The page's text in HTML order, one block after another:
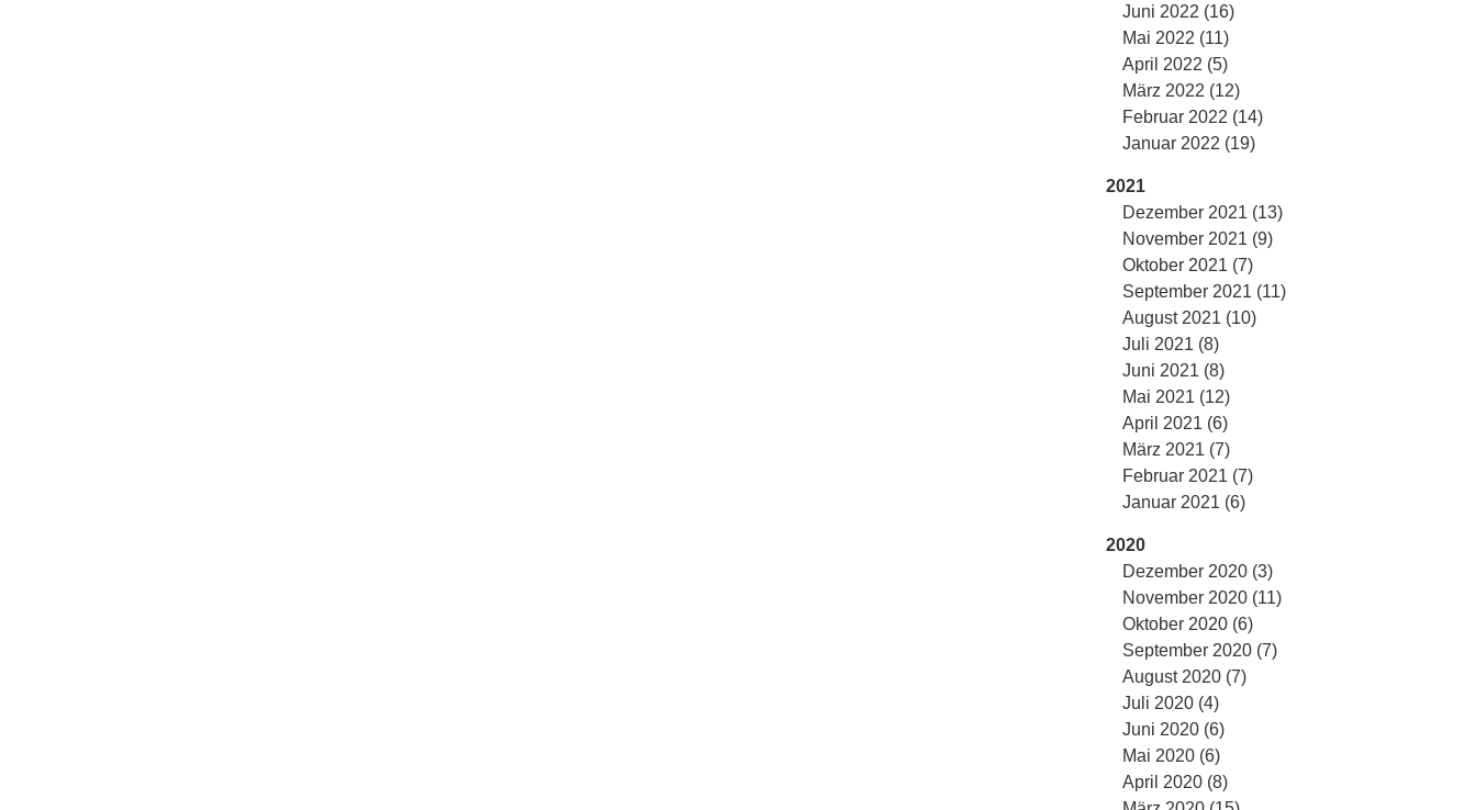
Juni 2022 (16)
Mai 2022 (11)
April 2022 (5)
März 2022 (12)
Februar 2022 (14)
Januar 2022 (19)
2021
Dezember 2021 (13)
November 2021 (9)
Oktober 2021 (7)
September 2021 (11)
August 2021 (10)
Juli 2021 (8)
Juni 2021 (8)
Mai 2021 (12)
April 2021 (6)
März 2021 (7)
Februar 2021 (7)
Januar 2021 (6)
2020
Dezember 2020 (3)
November 2020 (11)
Oktober 2020 (6)
September 2020 (7)
August 2020 (7)
Juli 2020 (4)
Juni 2020 (6)
Mai 2020 (6)
April 2020 (8)